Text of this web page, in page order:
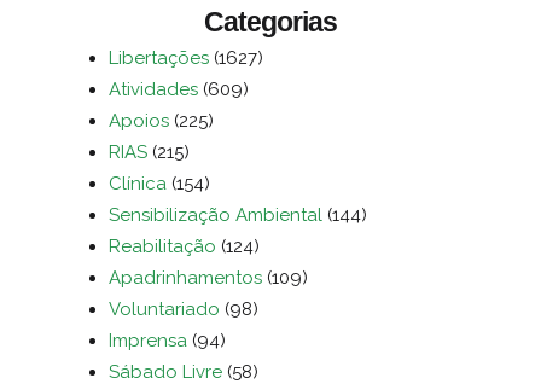
Categorias
Libertações (1627)
Atividades (609)
Apoios (225)
RIAS (215)
Clínica (154)
Sensibilização Ambiental (144)
Reabilitação (124)
Apadrinhamentos (109)
Voluntariado (98)
Imprensa (94)
Sábado Livre (58)